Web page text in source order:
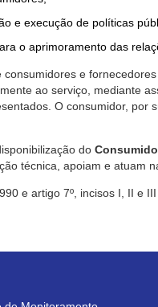
e execução de políticas
o aprimoramento das
e
ao serviço, mediante
O consumidor, por
do
técnica, apoiam e atuam
e artigo 7º, incisos I, II e